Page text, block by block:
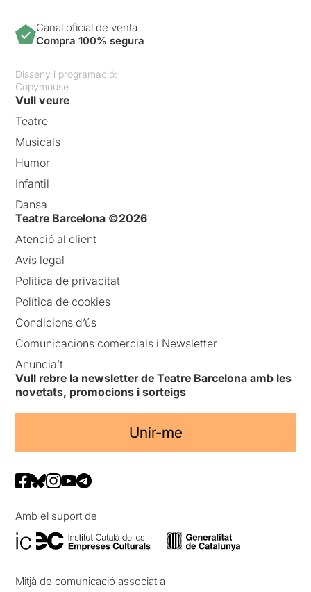
Canal oficial de venta
Compra 100% segura
Disseny i programació:
Copymouse
Vull veure
Teatre
Musicals
Humor
Infantil
Dansa
Teatre Barcelona ©2026
Atenció al client
Avís legal
Política de privacitat
Política de cookies
Condicions d’ús
Comunicacions comercials i Newsletter
Anuncia’t
Vull rebre la newsletter de Teatre Barcelona amb les
novetats, promocions i sorteigs
Unir-me
Amb el suport de
Mitjà de comunicació associat a